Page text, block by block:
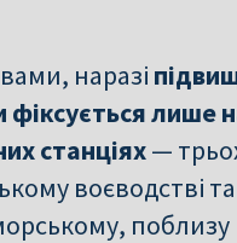
наразі
фіксується лише
станціях—
воєводстві
поблизу